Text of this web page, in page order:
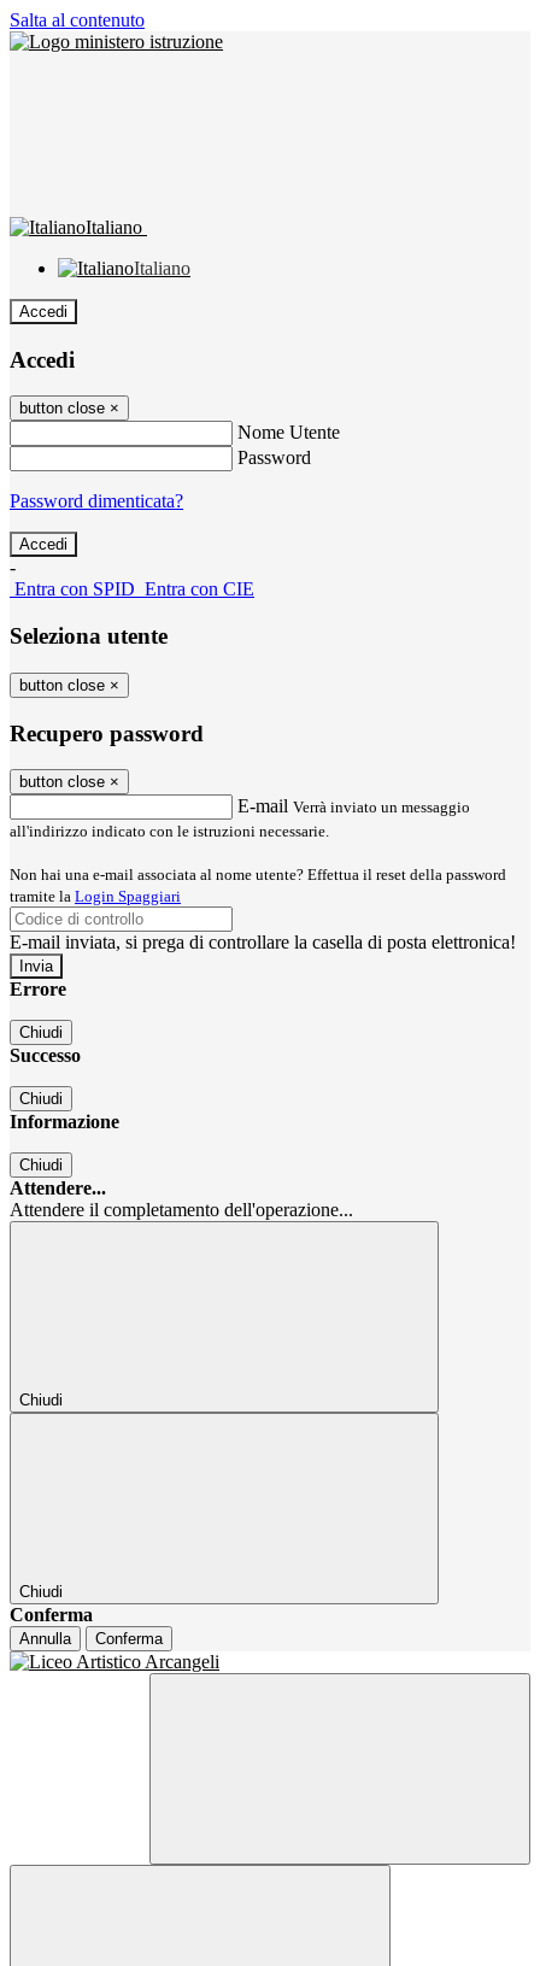
Salta al contenuto
Italiano
Italiano
Accedi
Accedi
button close ×
Nome Utente
Password
Password dimenticata?
-
Entra con SPID Entra con CIE
Seleziona utente
button close ×
Recupero password
button close ×
E-mail Verrà inviato un messaggio
all'indirizzo indicato con le istruzioni necessarie.
Non hai una e-mail associata al nome utente? Effettua il reset della password
tramite la Login Spaggiari
E-mail inviata, si prega di controllare la casella di posta elettronica!
Errore
Chiudi
Successo
Chiudi
Informazione
Chiudi
Attendere...
Attendere il completamento dell'operazione...
Chiudi
Chiudi
Conferma
Annulla Conferma